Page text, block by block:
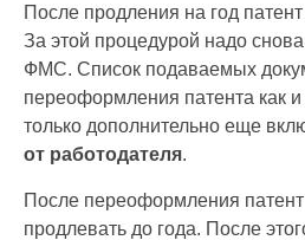
После продления на год
За этой процедурой надо
ФМС. Список подаваемых
переоформления патента как
только дополнительно еще
от работодателя.
После переоформления
продлевать до года. После